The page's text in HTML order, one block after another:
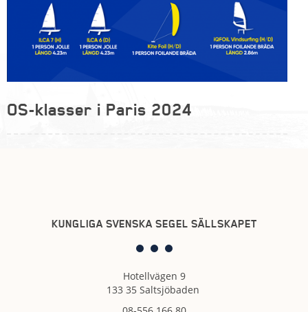
OS-klasser i Paris 2024
KUNGLIGA SVENSKA SEGEL SÄLLSKAPET
Hotellvägen 9
133 35 Saltsjöbaden